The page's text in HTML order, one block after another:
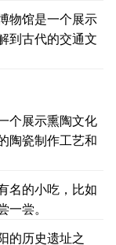
物馆是一个展示
到古代的交通文
个展示熏陶文化
陶瓷制作工艺和
名的小吃，比如
尝。
的历史遗址之